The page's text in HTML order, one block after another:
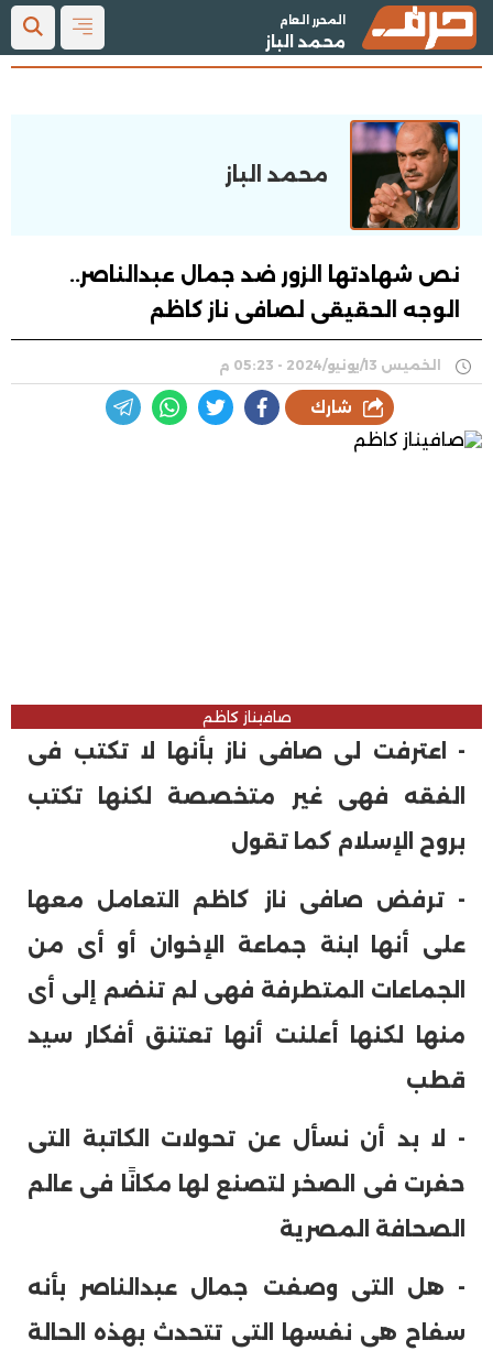
المحرر العام
محمد الباز
محمد الباز
نص شهادتها الزور ضد جمال عبدالناصر..
الوجه الحقيقى لصافى ناز كاظم
الخميس 13/يونيو/2024 - 05:23 م
شارك
صافيناز كاظم
- اعترفت لى صافى ناز بأنها لا تكتب فى
الفقه فهى غير متخصصة لكنها تكتب
بروح الإسلام كما تقول
- ترفض صافى ناز كاظم التعامل معها
على أنها ابنة جماعة الإخوان أو أى من
الجماعات المتطرفة فهى لم تنضم إلى أى
منها لكنها أعلنت أنها تعتنق أفكار سيد
قطب
- لا بد أن نسأل عن تحولات الكاتبة التى
حفرت فى الصخر لتصنع لها مكانًا فى عالم
الصحافة المصرية
- هل التى وصفت جمال عبدالناصر بأنه
سفاح هى نفسها التى تتحدث بهذه الحالة